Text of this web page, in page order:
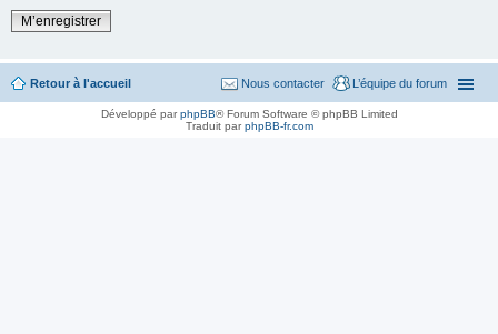
M’enregistrer
Retour à l'accueil L’équipe du forum
Nous contacter
Développé parphpBB® Forum Software © phpBB Limited
Traduit parphpBB-fr.com